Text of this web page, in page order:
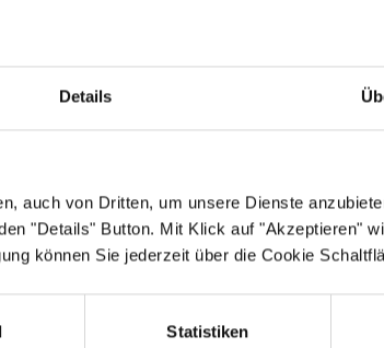
Details
auch von Dritten, um unsere Dienste
"Details" Button. Mit Klick auf "Akzeptieren"
können Sie jederzeit über die Cookie
Statistiken